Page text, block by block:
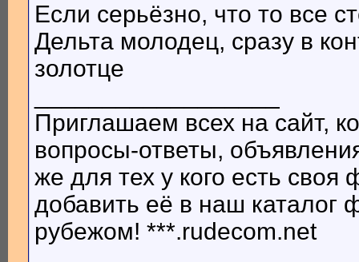
Если серьёзно, что то все
Дельта молодец, сразу в
золотце
Приглашаем всех на сайт,
вопросы-ответы,
же для тех у кого есть
добавить её в наш
рубежом! ***.rudecom.net